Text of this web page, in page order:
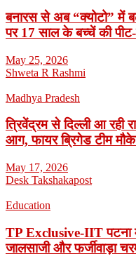
बनारस से अब “क्योटो” में
पर 17 साल के बच्चें की पीट-
May 25, 2026
Shweta R Rashmi
Madhya Pradesh
त्रिवेंद्रम से दिल्ली आ रही
आग, फायर ब्रिगेड टीम
May 17, 2026
Desk Takshakapost
Education
TP Exclusive-IIT पटना
जालसाजी और फर्जीवाड़ा